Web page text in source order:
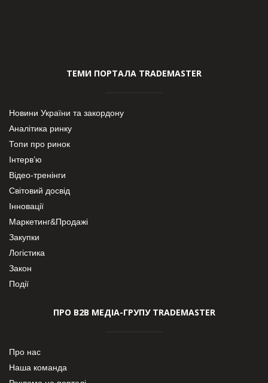
ТЕМИ ПОРТАЛА TRADEMASTER
Новини України та закордону
Аналітика ринку
Топи про ринок
Інтерв’ю
Відео-тренінги
Світовий досвід
Інновації
Маркетинг&Продажі
Закупки
Логістика
Закон
Події
ПРО В2В МЕДІА-ГРУПУ TRADEMASTER
Про нас
Наша команда